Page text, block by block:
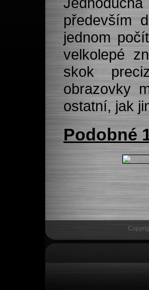
především
jednom
velkolepé
skok
obrazovky
ostatní, jak
Podobné